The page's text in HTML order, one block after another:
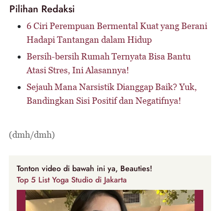
Pilihan Redaksi
6 Ciri Perempuan Bermental Kuat yang Berani
Hadapi Tantangan dalam Hidup
Bersih-bersih Rumah Ternyata Bisa Bantu
Atasi Stres, Ini Alasannya!
Sejauh Mana Narsistik Dianggap Baik? Yuk,
Bandingkan Sisi Positif dan Negatifnya!
(dmh/dmh)
Tonton video di bawah ini ya, Beauties!
Top 5 List Yoga Studio di Jakarta